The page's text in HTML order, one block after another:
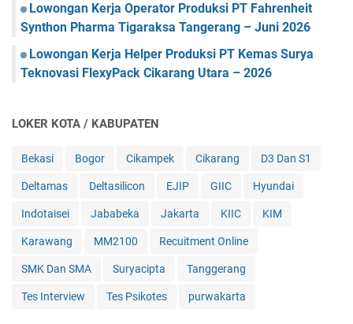
Lowongan Kerja Operator Produksi PT Fahrenheit
Synthon Pharma Tigaraksa Tangerang – Juni 2026
Lowongan Kerja Helper Produksi PT Kemas Surya
Teknovasi FlexyPack Cikarang Utara – 2026
LOKER KOTA / KABUPATEN
Bekasi Bogor Cikampek Cikarang D3 Dan S1
Deltamas Deltasilicon EJIP GIIC Hyundai
Indotaisei Jababeka Jakarta KIIC KIM
Karawang MM2100 Recuitment Online
SMK Dan SMA Suryacipta Tanggerang
Tes Interview Tes Psikotes purwakarta